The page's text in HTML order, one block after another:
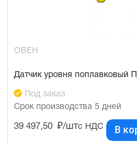
ОВЕН
Датчик уровня поплавковый
Под заказ
Срок производства 5 дней
39 497,50 ₽/штс НДС В